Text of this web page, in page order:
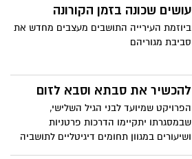
בהן אונס ומעשים מגונים. הוא נהג לשלוח
הודעות עם הצעות מיניות, וכשסורב נהג
להשפיל אותן ולהתעמר בהן. הוא אף איים
עושים שכונה בזמן הקורונה
ביוזמת העירייה התושבים מעצבים מחדש את
סביבת מגוריהם
להכשיר את סבתא וסבא לזום
הפרויקט שמיועד לבני הגיל השלישי,
שבמסגרתו יתקיימו הדרכות פרטניות
ושיעורים במגוון תחומים דיגיטליים לתושביה